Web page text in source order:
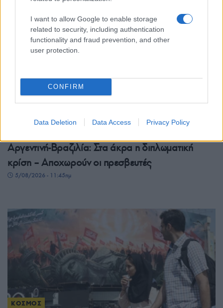
I want to allow Google to enable storage
related to security, including authentication
functionality and fraud prevention, and other
user protection.
CONFIRM
Data Deletion Data Access Privacy Policy
ΚΟΣΜΟΣ
Αργεντινή-Βραζιλία: Στα άκρα η διπλωματική
κρίση – Αποχωρούν οι πρεσβευτές
5/08/2026 - 11:45πμ
ΚΟΣΜΟΣ